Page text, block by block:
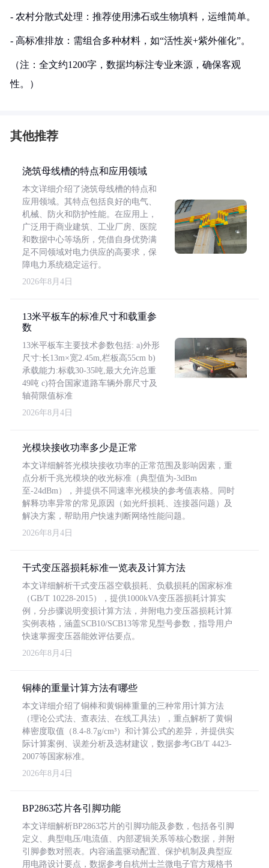
- 农村分散式处理：推荐使用沸石或生物填料，运维简单。
- 高标准排放：需组合多种材料，如“活性炭+紫外催化”。
（注：全文约1200字，数据均标注专业来源，确保客观
性。）
其他推荐
浇筑母线槽的特点和应用领域
本文详细介绍了浇筑母线槽的特点和
应用领域。其特点包括良好的电气、
机械、防火和防护性能。在应用上，
广泛用于商业建筑、工业厂房、医院
和数据中心等场所，凭借自身优势满
足不同领域对电力供应的高要求，保
障电力系统稳定运行。
2026年8月4日
13米平板车的标准尺寸和载重参
数
13米平板车主要技术参数包括: a)外形
尺寸:长13m×宽2.45m,栏板高55cm b)
承载能力:标载30-35吨,最大允许总重
49吨 c)符合国家道路车辆外廓尺寸及
轴荷限值标准
2026年8月4日
光模块接收功率多少是正常
本文详细解答光模块接收功率的正常范围及影响因素，重
点分析千兆光模块的收光标准（典型值为-3dBm
至-24dBm），并提供不同速率光模块的参考值表格。同时
解释功率异常的常见原因（如光纤损耗、连接器问题）及
解决方案，帮助用户快速判断网络性能问题。
2026年8月4日
干式变压器损耗标准一览表及计算方法
本文详细解析干式变压器空载损耗、负载损耗的国家标准
（GB/T 10228-2015），提供1000kVA变压器损耗计算实
例，分步骤说明变损计算方法，并附电力变压器损耗计算
实例表格，涵盖SCB10/SCB13等常见型号参数，指导用户
快速掌握变压器能效评估要点。
2026年8月4日
铜棒的重量计算方法有哪些
本文详细介绍了铜棒和黄铜棒重量的三种常用计算方法
（理论公式法、查表法、在线工具法），重点解析了黄铜
棒密度取值（8.4-8.7g/cm³）和计算公式的差异，并提供实
际计算案例、误差分析及选材建议，数据参考GB/T 4423-
2007等国家标准。
2026年8月4日
BP2863芯片各引脚功能
本文详细解析BP2863芯片的引脚功能及参数，包括各引脚
定义、典型电压/电流值、内部逻辑关系等核心数据，并附
引脚参数对照表。内容涵盖驱动配置、保护机制及典型应
用电路设计要点，数据参考自杭州士兰微电子官方规格书